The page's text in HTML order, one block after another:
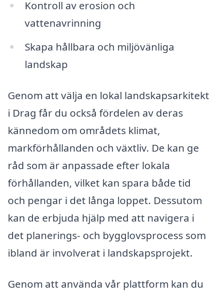
Kontroll av erosion och
vattenavrinning
Skapa hållbara och miljövänliga
landskap
Genom att välja en lokal landskapsarkitekt
i Drag får du också fördelen av deras
kännedom om områdets klimat,
markförhållanden och växtliv. De kan ge
råd som är anpassade efter lokala
förhållanden, vilket kan spara både tid
och pengar i det långa loppet. Dessutom
kan de erbjuda hjälp med att navigera i
det planerings- och bygglovsprocess som
ibland är involverat i landskapsprojekt.
Genom att använda vår plattform kan du